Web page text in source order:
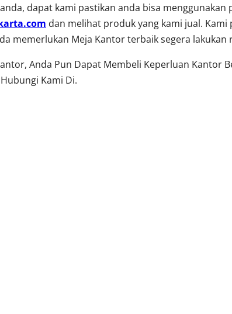
dapat kami pastikan anda bisa
dan melihat produk yang kami jual.
memerlukan Meja Kantor terbaik segera
Anda Pun Dapat Membeli Keperluan Kantor
Kami Di.